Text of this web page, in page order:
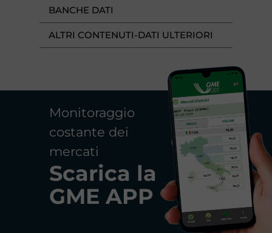
BANCHE DATI
ALTRI CONTENUTI-DATI ULTERIORI
Monitoraggio
costante dei
mercati
Scarica la
GME APP